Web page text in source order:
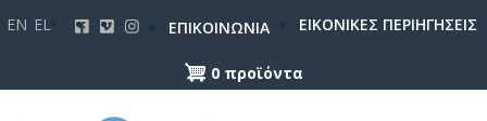
κυρίως
EN EL ΕΠΙΚΟΙΝΩΝΙΑ ΕΙΚΟΝΙΚΕΣ ΠΕΡΙΗΓΗΣΕΙΣ
0 προϊόντα